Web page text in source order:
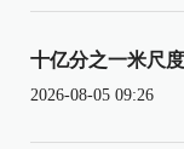
十亿分之一米尺
2026-08-05 09:26